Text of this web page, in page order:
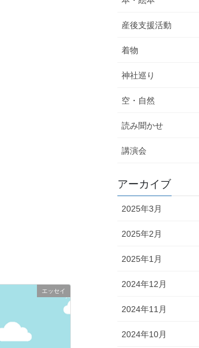
エッセイ
産後支援活動
着物
神社巡り
空・自然
読み聞かせ
講演会
アーカイブ
2025年3月
2025年2月
2025年1月
2024年12月
2024年11月
2024年10月